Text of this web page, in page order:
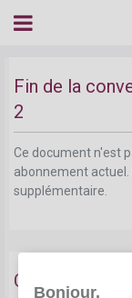
Fin de la
2
Ce document n'est
abonnement actuel.
supplémentaire.
Concertation
Bonjour,